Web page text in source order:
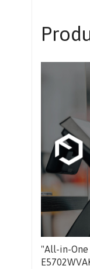
"All-in-One